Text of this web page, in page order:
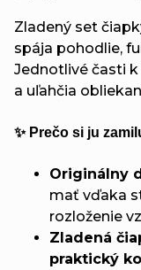
Zladený set
spája pohodlie,
Jednotlivé časti
a uľahčia
✨ Prečo si ju
Originálny
mať vďaka
rozloženie
Zladená
praktický